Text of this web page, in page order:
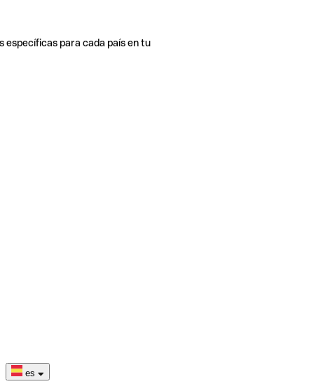
específicas para cada país en tu
es